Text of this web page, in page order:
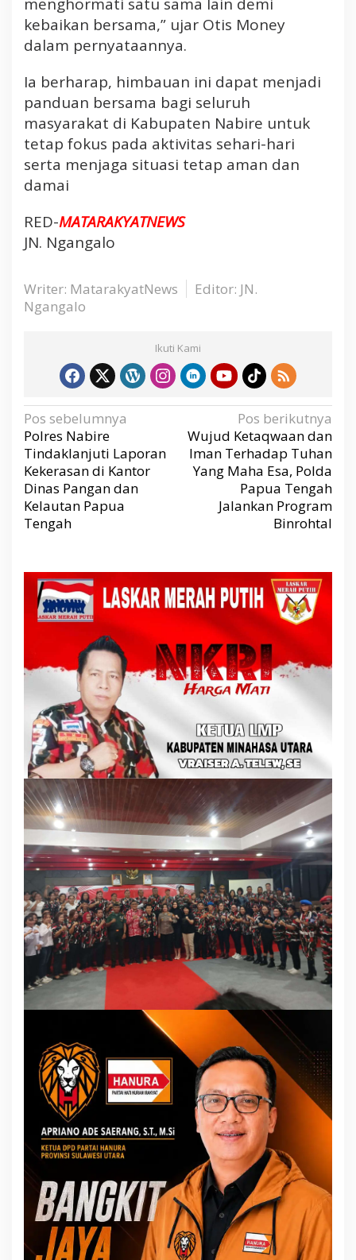
y
a
r
k
t
kebaikan bersama,” ujar Otis Money
dalam pernyataannya.
Ia berharap, himbauan ini dapat menjadi
panduan bersama bagi seluruh
masyarakat di Kabupaten Nabire untuk
tetap fokus pada aktivitas sehari-hari
serta menjaga situasi tetap aman dan
damai
RED-MATARAKYATNEWS
JN. Ngangalo
Writer: MatarakyatNews
Editor: JN.
Ngangalo
Ikuti Kami
N
a
v
i
g
a
s
i
p
o
s
Pos sebelumnya
Polres Nabire
Tindaklanjuti Laporan
Kekerasan di Kantor
Dinas Pangan dan
Kelautan Papua
Tengah
Pos berikutnya
Wujud Ketaqwaan dan
Iman Terhadap Tuhan
Yang Maha Esa, Polda
Papua Tengah
Jalankan Program
Binrohtal